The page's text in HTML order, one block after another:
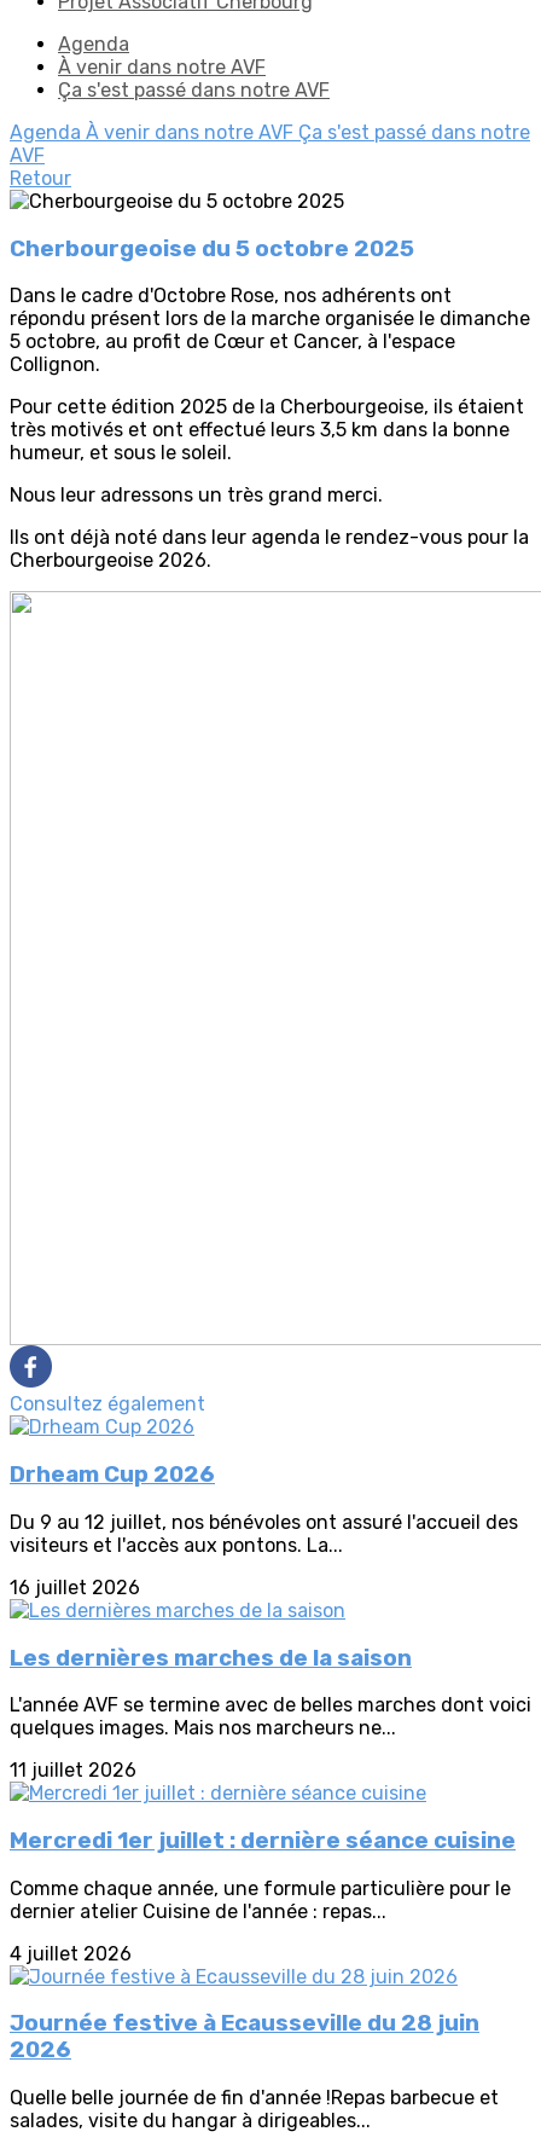
Agenda
À venir dans notre AVF
Ça s'est passé dans notre AVF
Agenda À venir dans notre AVF Ça s'est passé dans notre
AVF
Retour
Cherbourgeoise du 5 octobre 2025
Dans le cadre d'Octobre Rose, nos adhérents ont
répondu présent lors de la marche organisée le dimanche
5 octobre, au profit de Cœur et Cancer, à l'espace
Collignon.
Pour cette édition 2025 de la Cherbourgeoise, ils étaient
très motivés et ont effectué leurs 3,5 km dans la bonne
humeur, et sous le soleil.
Nous leur adressons un très grand merci.
Ils ont déjà noté dans leur agenda le rendez-vous pour la
Cherbourgeoise 2026.
Consultez également
Drheam Cup 2026
Du 9 au 12 juillet, nos bénévoles ont assuré l'accueil des
visiteurs et l'accès aux pontons. La...
16 juillet 2026
Les dernières marches de la saison
L'année AVF se termine avec de belles marches dont voici
quelques images. Mais nos marcheurs ne...
11 juillet 2026
Mercredi 1er juillet : dernière séance cuisine
Comme chaque année, une formule particulière pour le
dernier atelier Cuisine de l'année : repas...
4 juillet 2026
Journée festive à Ecausseville du 28 juin
2026
Quelle belle journée de fin d'année !Repas barbecue et
salades, visite du hangar à dirigeables...